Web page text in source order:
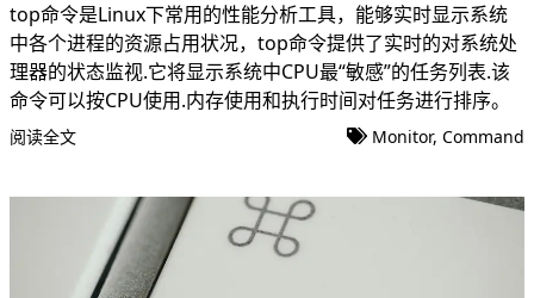
top命令是Linux下常用的性能分析工具，能够实时显示系统
中各个进程的资源占用状况，top命令提供了实时的对系统处
理器的状态监视.它将显示系统中CPU最“敏感”的任务列表.该
命令可以按CPU使用.内存使用和执行时间对任务进行排序。
阅读全文 Monitor, Command